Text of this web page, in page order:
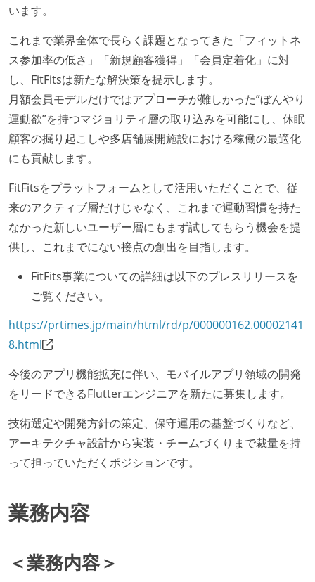
います。
これまで業界全体で長らく課題となってきた「フィットネ
ス参加率の低さ」「新規顧客獲得」「会員定着化」に対
し、FitFitsは新たな解決策を提示します。
月額会員モデルだけではアプローチが難しかった”ぼんやり
運動欲”を持つマジョリティ層の取り込みを可能にし、休眠
顧客の掘り起こしや多店舗展開施設における稼働の最適化
にも貢献します。
FitFitsをプラットフォームとして活用いただくことで、従
来のアクティブ層だけじゃなく、これまで運動習慣を持た
なかった新しいユーザー層にもまず試してもらう機会を提
供し、これまでにない接点の創出を目指します。
FitFits事業についての詳細は以下のプレスリリースを
ご覧ください。
https://prtimes.jp/main/html/rd/p/000000162.00002141
8.html
今後のアプリ機能拡充に伴い、モバイルアプリ領域の開発
をリードできるFlutterエンジニアを新たに募集します。
技術選定や開発方針の策定、保守運用の基盤づくりなど、
アーキテクチャ設計から実装・チームづくりまで裁量を持
って担っていただくポジションです。
業務内容
＜業務内容＞